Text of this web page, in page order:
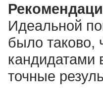
Идеальной
было таково,
кандидатами
точные